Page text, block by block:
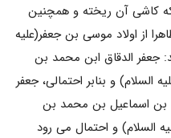
کاشى آن ریخته و همچنین
از اولاد موسى بن جعفر(علیه
جعفر الدقاق ابن محمد بن
و بنابر احتمالى، جعفر
اسماعیل بن محمد بن
السلام) و احتمال مى رود